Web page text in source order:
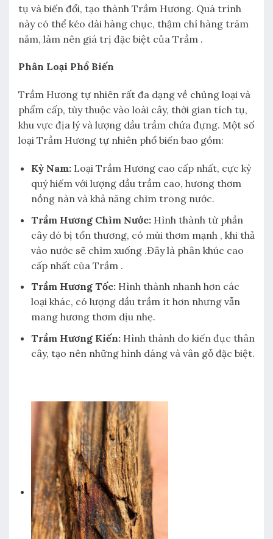
tụ và biến đổi, tạo thành Trầm Hương. Quá trình
này có thể kéo dài hàng chục, thậm chí hàng trăm
năm, làm nên giá trị đặc biệt của Trầm .
Phân Loại Phổ Biến
Trầm Hương tự nhiên rất đa dạng về chủng loại và
phẩm cấp, tùy thuộc vào loài cây, thời gian tích tụ,
khu vực địa lý và lượng dầu trầm chứa đựng. Một số
loại Trầm Hương tự nhiên phổ biến bao gồm:
Kỳ Nam:Loại Trầm Hương cao cấp nhất, cực kỳ
quý hiếm với lượng dầu trầm cao, hương thơm
nồng nàn và khả năng chìm trong nước.
Trầm Hương Chìm Nước:Hình thành từ phần
cây dó bị tổn thương, có mùi thơm mạnh , khi thả
vào nước sẽ chìm xuống .Đây là phân khúc cao
cấp nhất của Trầm .
Trầm Hương Tốc:Hình thành nhanh hơn các
loại khác, có lượng dầu trầm ít hơn nhưng vẫn
mang hương thơm dịu nhẹ.
Trầm Hương Kiến:Hình thành do kiến đục thân
cây, tạo nên những hình dáng và vân gỗ đặc biệt.